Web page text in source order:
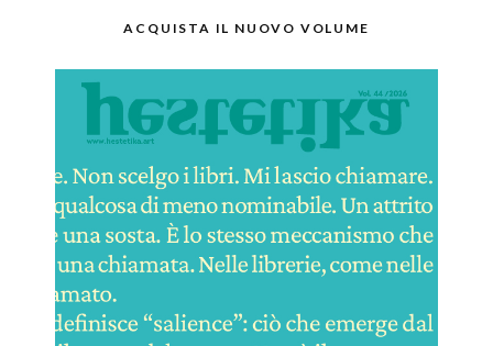
ACQUISTA IL NUOVO VOLUME